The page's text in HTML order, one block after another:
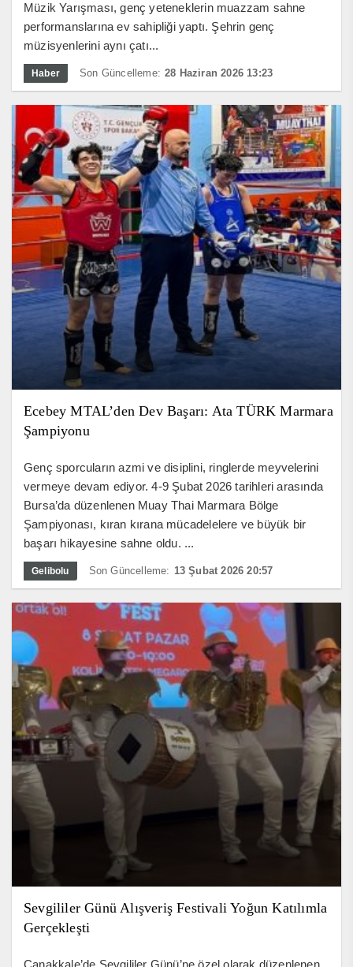
Müzik Yarışması, genç yeteneklerin muazzam sahne
performanslarına ev sahipliği yaptı. Şehrin genç
müzisyenlerini aynı çatı...
Haber Son Güncelleme: 28 Haziran 2026 13:23
Ecebey MTAL’den Dev Başarı: Ata TÜRK Marmara
Şampiyonu
Genç sporcuların azmi ve disiplini, ringlerde meyvelerini
vermeye devam ediyor. 4-9 Şubat 2026 tarihleri arasında
Bursa’da düzenlenen Muay Thai Marmara Bölge
Şampiyonası, kıran kırana mücadelelere ve büyük bir
başarı hikayesine sahne oldu. ...
Gelibolu Son Güncelleme: 13 Şubat 2026 20:57
Sevgililer Günü Alışveriş Festivali Yoğun Katılımla
Gerçekleşti
Çanakkale’de Sevgililer Günü’ne özel olarak düzenlenen